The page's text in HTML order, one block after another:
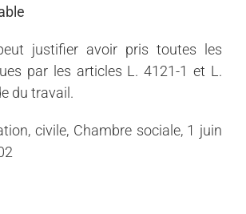
justifier avoir pris toutes les
par les articles L. 4121-1 et L.
du travail.
civile, Chambre sociale, 1 juin